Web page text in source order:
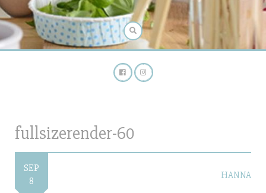
fullsizerender-60
SEP
8
HANNA